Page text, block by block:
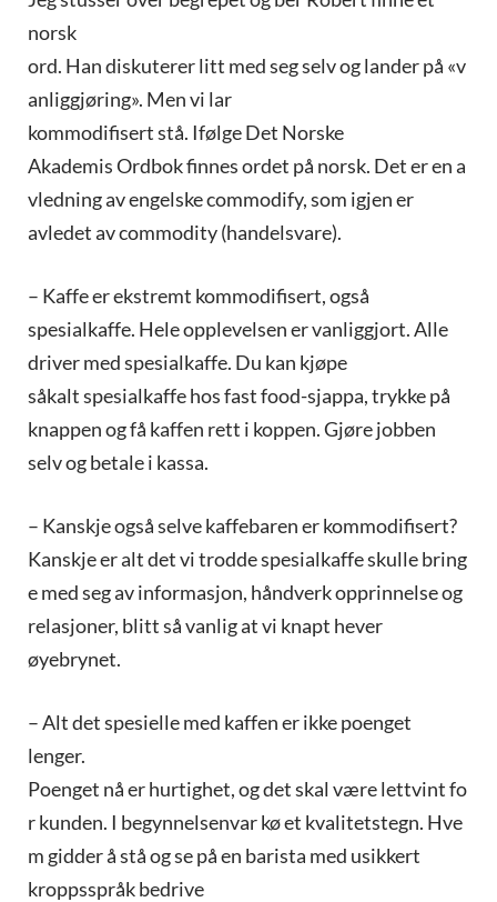
norsk
ord. Han diskuterer litt med seg selv og lander på «v
anliggjøring». Men vi lar
kommodifisert stå. Ifølge Det Norske
Akademis Ordbok finnes ordet på norsk. Det er en a
vledning av engelske commodify, som igjen er
avledet av commodity (handelsvare).
– Kaffe er ekstremt kommodifisert, også
spesialkaffe. Hele opplevelsen er vanliggjort. Alle
driver med spesialkaffe. Du kan kjøpe
såkalt spesialkaffe hos fast food-sjappa, trykke på
knappen og få kaffen rett i koppen. Gjøre jobben
selv og betale i kassa.
– Kanskje også selve kaffebaren er kommodifisert?
Kanskje er alt det vi trodde spesialkaffe skulle bring
e med seg av informasjon, håndverk opprinnelse og
relasjoner, blitt så vanlig at vi knapt hever
øyebrynet.
– Alt det spesielle med kaffen er ikke poenget
lenger.
Poenget nå er hurtighet, og det skal være lettvint fo
r kunden. I begynnelsenvar kø et kvalitetstegn. Hve
m gidder å stå og se på en barista med usikkert
kroppsspråk bedrive